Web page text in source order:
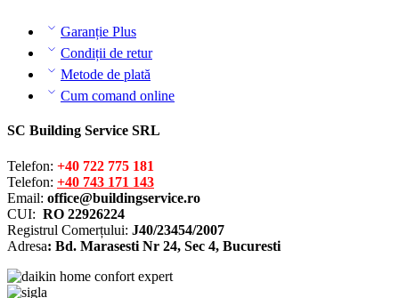
Garanție Plus
Condiții de retur
Metode de plată
Cum comand online
SC Building Service SRL
Telefon: +40 722 775 181
Telefon: +40 743 171 143
Email: office@buildingservice.ro
CUI: RO 22926224
Registrul Comerțului: J40/23454/2007
Adresa: Bd. Marasesti Nr 24, Sec 4, Bucuresti